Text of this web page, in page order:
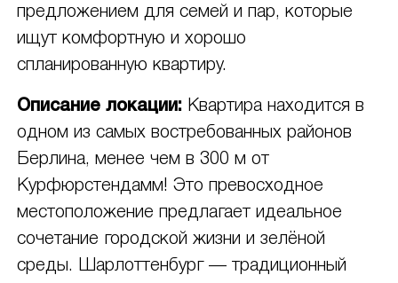
предложением для семей и пар, которые
ищут комфортную и хорошо
спланированную квартиру.
Описание локации: Квартира находится в
одном из самых востребованных районов
Берлина, менее чем в 300 м от
Курфюрстендамм! Это превосходное
местоположение предлагает идеальное
сочетание городской жизни и зелёной
среды. Шарлоттенбург — традиционный